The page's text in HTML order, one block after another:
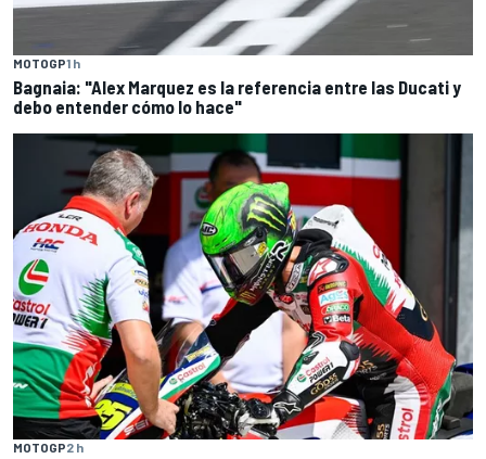
MOTOGP1 h
Bagnaia: "Alex Marquez es la referencia entre las Ducati y
debo entender cómo lo hace"
MOTOGP2 h